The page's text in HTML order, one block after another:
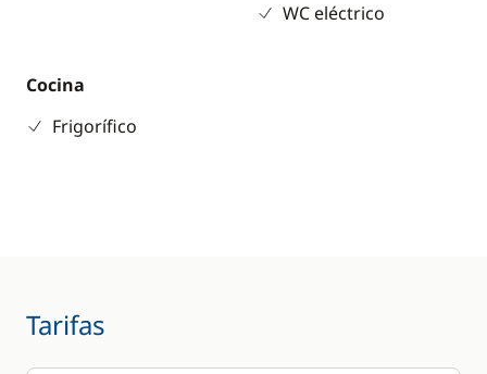
WC eléctrico
Cocina
Frigorífico
Tarifas